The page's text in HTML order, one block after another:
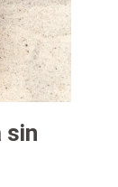
sin